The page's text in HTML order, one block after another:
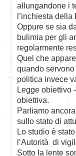
allungandone i
l’inchiesta
Oppure se sia
bulimia per gli
regolarmente
Quel che
quando
politica invece
Legge obiettivo
obiettiva.
Parliamo
sullo stato di
Lo studio è
l’Autorità di
Sotto la lente